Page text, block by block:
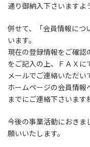
通り御納入下さいますよ
併せて、「会員情報につ
います。
現在の登録情報をご確認
をご記入の上、ＦＡＸに
メールでご連絡いただい
ホームページの会員情報
までにご連絡下さいます
今後の事業活動におきま
願いいたします。